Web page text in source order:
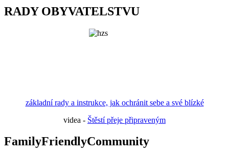
RADY OBYVATELSTVU
základní rady a instrukce, jak ochránit sebe a své blízké
videa - Štěstí přeje připraveným
FamilyFriendlyCommunity